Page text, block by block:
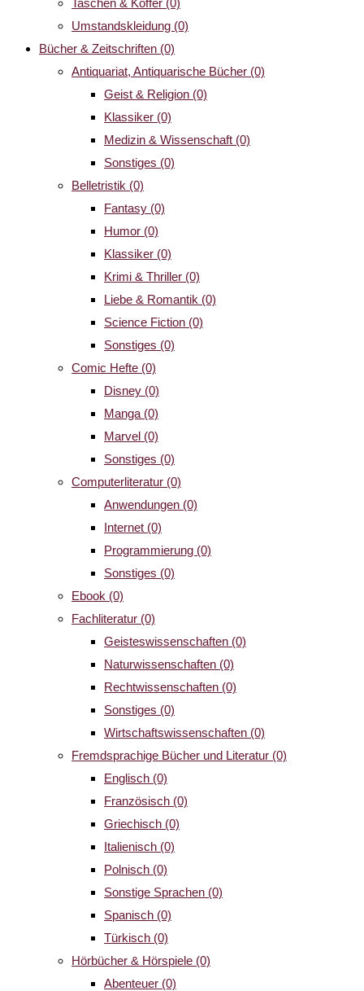
Taschen & Koffer (0)
Umstandskleidung (0)
Bücher & Zeitschriften (0)
Antiquariat, Antiquarische Bücher (0)
Geist & Religion (0)
Klassiker (0)
Medizin & Wissenschaft (0)
Sonstiges (0)
Belletristik (0)
Fantasy (0)
Humor (0)
Klassiker (0)
Krimi & Thriller (0)
Liebe & Romantik (0)
Science Fiction (0)
Sonstiges (0)
Comic Hefte (0)
Disney (0)
Manga (0)
Marvel (0)
Sonstiges (0)
Computerliteratur (0)
Anwendungen (0)
Internet (0)
Programmierung (0)
Sonstiges (0)
Ebook (0)
Fachliteratur (0)
Geisteswissenschaften (0)
Naturwissenschaften (0)
Rechtwissenschaften (0)
Sonstiges (0)
Wirtschaftswissenschaften (0)
Fremdsprachige Bücher und Literatur (0)
Englisch (0)
Französisch (0)
Griechisch (0)
Italienisch (0)
Polnisch (0)
Sonstige Sprachen (0)
Spanisch (0)
Türkisch (0)
Hörbücher & Hörspiele (0)
Abenteuer (0)